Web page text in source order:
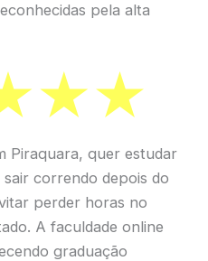
pela alta
Piraquara, quer estudar
correndo depois do
perder horas no
A faculdade online
graduação